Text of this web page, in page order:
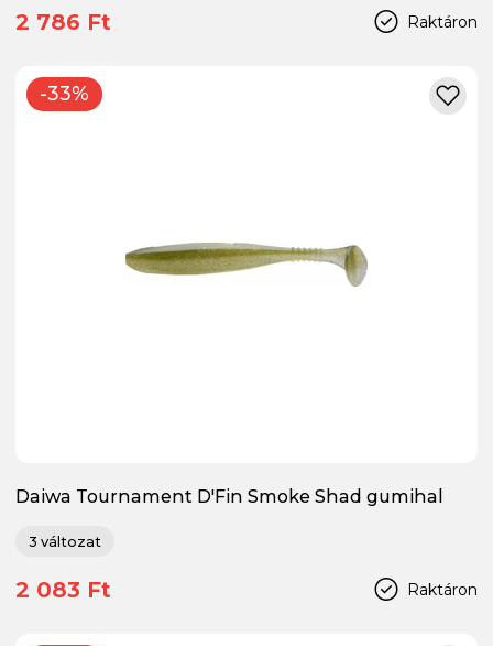
Raktáron
2 786 Ft
-33%
Daiwa Tournament D'Fin Smoke Shad gumihal
3 változat
Raktáron
2 083 Ft